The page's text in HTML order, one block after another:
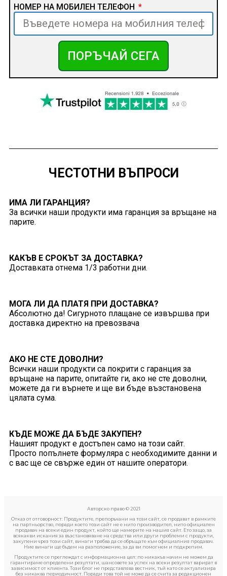
НОМЕР НА МОБИЛЕН ТЕЛЕФОН
ПОРЪЧАЙ СЕГА
ЧЕСТОТНИ ВЪПРОСИ
ИМА ЛИ ГАРАНЦИЯ?
За всички наши продукти има гаранция за връщане на
парите.
КАКЪВ Е СРОКЪТ ЗА ДОСТАВКА?
Доставката отнема 1/3 работни дни.
МОГА ЛИ ДА ПЛАТЯ ПРИ ДОСТАВКА?
Абсолютно да! Сигурното плащане се извършва при
доставка директно на превозвача
АКО НЕ СТЕ ДОВОЛНИ?
Всички наши продукти са покрити с гаранция за
връщане на парите, опитайте ги, ако не сте доволни,
можете да ги върнете и ще ви бъде възстановена
цялата сума.
КЪДЕ МОЖЕ ДА БЪДЕ ЗАКУПЕН?
Нашият продукт е достъпен само на този сайт.
Просто попълнете формуляра с необходимите данни и
с вас ще се свърже един от нашите оператори.
Авторско право © 2021
Отказ от отговорност: Продуктите, препоръчани на този сайт, се продават в рамките
на партньорство, поради което този сайт не е нито производител, нито официален
продавач на всеки един продукт, който ще намерите на нашия сайт. Ето защо, за
всякакви искания за възстановяване на средства или други проблеми с продукти,
закупени чрез този сайт, винаги трябва да се обръщате към официалния продавач.
Ние винаги ще бъдем на разположение, за да ви помогнем и подкрепим.
Продуктите се преглеждат с информационна цел: по никакъв начин не можем да
гарантираме определени резултати, шансовете за успех на всеки резултат варират в
зависимост от клиента. Този блог не представлява вестник, тъй като се актуализира
без никаква периодичност. Поради това той не може да се счита за редакционен